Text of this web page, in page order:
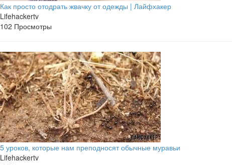
Как просто отодрать жвачку от одежды | Лайфхакер
Lifehackertv
102 Просмотры
5 уроков, которые нам преподносят обычные муравьи
Lifehackertv